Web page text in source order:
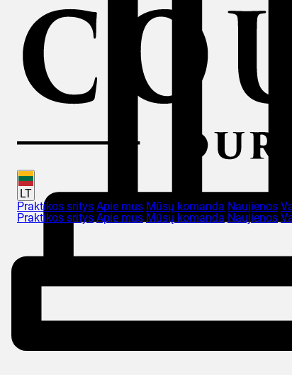
LT
Praktikos sritys Apie mus Mūsų komanda Naujienos
Praktikos sritys Apie mus Mūsų komanda Naujienos